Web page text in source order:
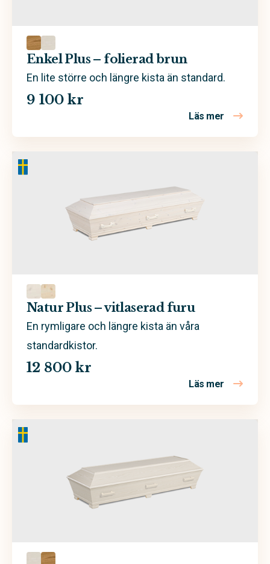
Enkel Plus – folierad brun
En lite större och längre kista än standard.
9 100 kr
Läs mer om Enkel
Natur Plus – vitlaserad furu
En rymligare och längre kista än våra
standardkistor.
12 800 kr
Läs mer om Natur